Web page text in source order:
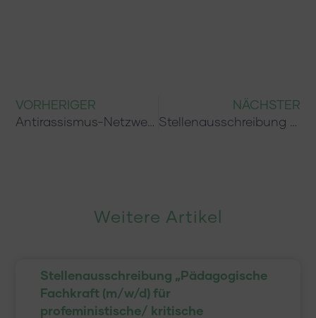
VORHERIGER
Antirassismus-Netzwerk veröffentlicht Wahlprüfsteine zur Gemeinderatswahl in Heidelberg
NÄCHSTER
Stellenausschreibung „Pädagogische Fachkraft (m/w/d) für profeministische/ kritische Jungen*arbeit und Gewaltprävention in Teilzeit (50%)“
Weitere Artikel
Stellenausschreibung „Pädagogische
Fachkraft (m/w/d) für
profeministische/ kritische